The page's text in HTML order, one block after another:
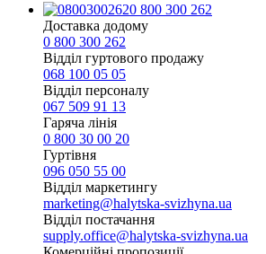
0 800 300 262
Доставка додому
0 800 300 262
Відділ гуртового продажу
068 100 05 05​
Відділ персоналу
067 509 91 13
Гаряча лінія
0 800 30 00 20
Гуртівня
096 050 55 00
Відділ маркетингу
marketing@halytska-svizhyna.ua
Відділ постачання
supply.office@halytska-svizhyna.ua